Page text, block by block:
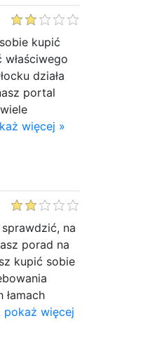
kupić
działa
portal
więcej »
na
porad na
kupić sobie
pokaż więcej